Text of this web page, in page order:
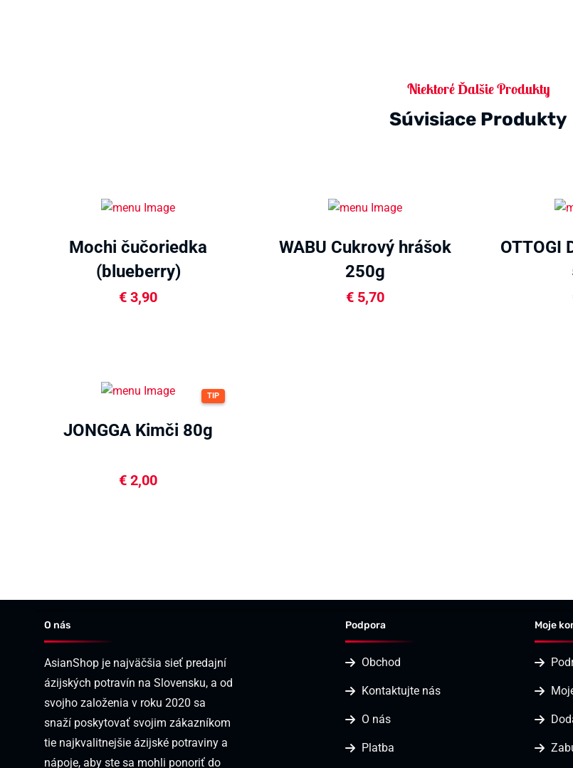
Niektoré Ďalšie Produkty
Súvisiace Produkty
Mochi čučoriedka
(blueberry)
€ 3,90
WABU Cukrový hrášok
250g
€5,70
OTTOGI
TIP
JONGGA Kimči 80g
€ 2,00
O nás
AsianShop je najväčšia sieť predajní
ázijských potravín na Slovensku, a od
svojho založenia v roku 2020 sa
snaží poskytovať svojim zákazníkom
tie najkvalitnejšie ázijské potraviny a
nápoje, aby ste sa mohli ponoriť do
Podpora
Obchod
Kontaktujte nás
O nás
Platba
Moje